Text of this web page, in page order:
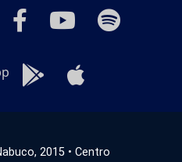
2015 • Centro